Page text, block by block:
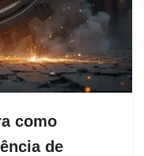
como
de